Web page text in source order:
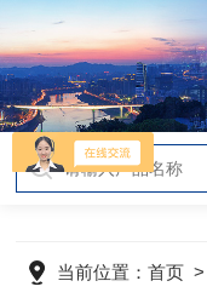
当前位置：首页 >